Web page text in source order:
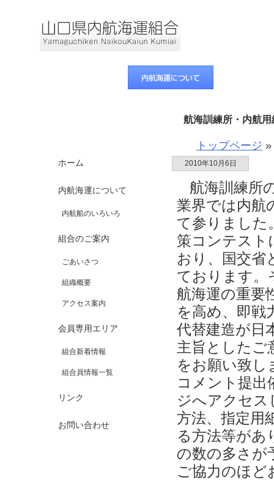
ホーム
内航海運について
内航船のいろいろ
組合のご案内
ごあいさつ
組織概要
アクセス案内
会員専用エリア
組合新着情報
組合員情報一覧
リンク
お問い合わせ
航海訓練所・内航
トップページ
2010年10月6日
航海訓練所
業界では内航
て参りました
策コンテスト
おり、国交省
ております。
航海運の重要
を高め、即戦
代替建造が日
主旨としたご
をお願い致し
コメント提出
ジへアクセス
方法、指定用
る方法等があ
の数の多さが
ご協力のほ